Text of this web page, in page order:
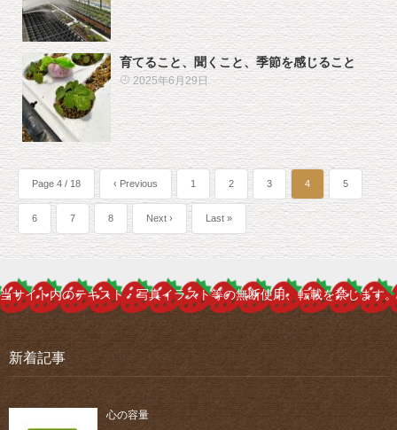
育てること、聞くこと、季節を感じること
2025年6月29日
Page 4 / 18 ‹ Previous 1 2 3 4 5
6 7 8 Next › Last »
当サイト内のテキスト・写真イラスト等の無断使用、転載を禁じます。
新着記事
心の容量